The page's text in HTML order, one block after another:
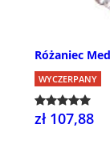
Różaniec
WYCZERPANY
zł 107,88